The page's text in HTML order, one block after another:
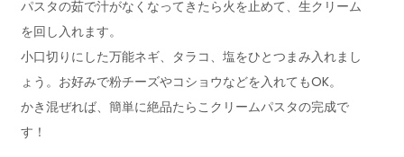
パスタの茹で汁がなくなってきたら火を止めて、生クリーム
を回し入れます。
小口切りにした万能ネギ、タラコ、塩をひとつまみ入れまし
ょう。お好みで粉チーズやコショウなどを入れてもOK。
かき混ぜれば、簡単に絶品たらこクリームパスタの完成で
す！